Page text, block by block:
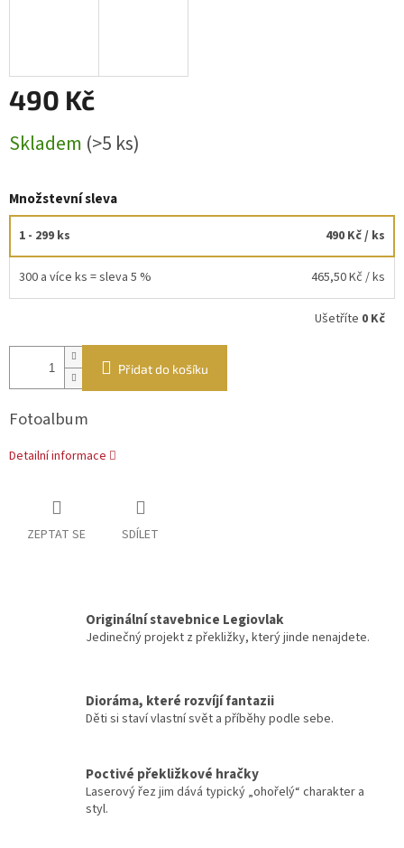
490 Kč
cena:
Skladem (>5 ks)
Množstevní sleva
1 - 299 ks 490 Kč/ ks
300 a více ks = sleva 5 % 465,50 Kč / ks
Ušetříte 0 Kč
Přidat do košíku
Fotoalbum
Detailní informace
ZEPTAT SE SDÍLET
Originální stavebnice Legiovlak
Jedinečný projekt z překližky, který jinde nenajdete.
Dioráma, které rozvíjí fantazii
Děti si staví vlastní svět a příběhy podle sebe.
Poctivé překližkové hračky
Laserový řez jim dává typický „ohořelý“ charakter a
styl.